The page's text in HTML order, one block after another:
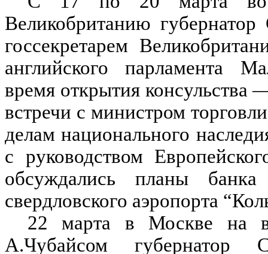
Великобританию губернатор
госсекретарем
английского парламента
время открытия консульства
встречи с министром
делам национального
с руководством
обсуждались планы банка
свердловского аэропорта
22 марта в Москве на
А.Чубайсом губернатор